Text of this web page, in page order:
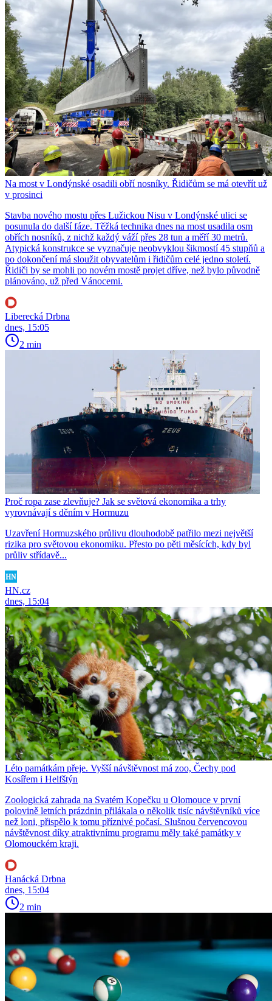
Na most v Londýnské osadili obří nosníky. Řidičům se má otevřít už
v prosinci
Stavba nového mostu přes Lužickou Nisu v Londýnské ulici se
posunula do další fáze. Těžká technika dnes na most usadila osm
obřích nosníků, z nichž každý váží přes 28 tun a měří 30 metrů.
Atypická konstrukce se vyznačuje neobvyklou šikmostí 45 stupňů a
po dokončení má sloužit obyvatelům i řidičům celé jedno století.
Řidiči by se mohli po novém mostě projet dříve, než bylo původně
plánováno, už před Vánocemi.
Liberecká Drbna
dnes, 15:05
2 min
Proč ropa zase zlevňuje? Jak se světová ekonomika a trhy
vyrovnávají s děním v Hormuzu
Uzavření Hormuzského průlivu dlouhodobě patřilo mezi největší
rizika pro světovou ekonomiku. Přesto po pěti měsících, kdy byl
průliv střídavě...
HN.cz
dnes, 15:04
Léto památkám přeje. Vyšší návštěvnost má zoo, Čechy pod
Kosířem i Helfštýn
Zoologická zahrada na Svatém Kopečku u Olomouce v první
polovině letních prázdnin přilákala o několik tisíc návštěvníků více
než loni, přispělo k tomu příznivé počasí. Slušnou červencovou
návštěvnost díky atraktivnímu programu měly také památky v
Olomouckém kraji.
Hanácká Drbna
dnes, 15:04
2 min